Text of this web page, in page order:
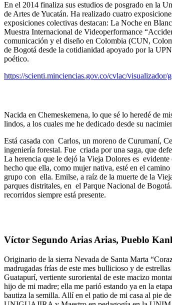
En el 2014 finaliza sus estudios de posgrado en la
de Artes de Yucatán. Ha realizado cuatro
exposiciones colectivas destacan: La Noche en
Muestra Internacional de Videoperformance
comunicación y el diseño en Colombia (CUN,
de Bogotá desde la cotidianidad apoyado por la
poético.
https://scienti.minciencias.gov.co/cvlac/
Nacida en Chemeskemena, lo que sé lo heredé de
lindos, a los cuales me he dedicado desde su
Está casada con Carlos, un moreno de Curumaní,
ingeniería forestal. Fue criada por una saga, que
La herencia que le dejó la Vieja Dolores es
hecho que ella, como mujer nativa, esté en el
grupo con ella. Emilse, a raíz de la muerte de la
parques distritales, en el Parque Nacional de
recorridos siempre está presente.
Víctor Segundo Arias Arias, Pueblo
Originario de la sierra Nevada de Santa Marta
madrugadas frías de este mes bullicioso y de
Guatapurí, vertiente suroriental de este macizo
hijo de mi madre; ella me parió estando ya en la
bautiza la semilla. Allí en el patio de mi casa al pie